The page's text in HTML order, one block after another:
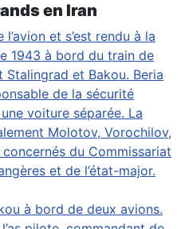
en Iran
et s’est rendu à la
1943 à bord du train de
Stalingrad et Bakou. Beria
de la sécurité
voiture séparée. La
Molotov, Vorochilov,
du Commissariat
et de l’état-major.
à bord de deux avions.